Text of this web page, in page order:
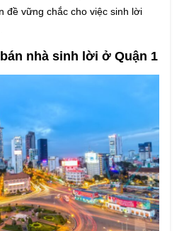
đề vững chắc cho việc sinh lời
nhà sinh lời ở Quận 1